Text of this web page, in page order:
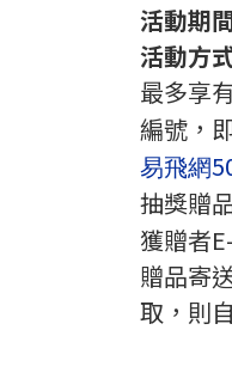
活動期
活動方
最多享
編號，
易飛網
抽獎贈
獲贈者
贈品寄
取，則